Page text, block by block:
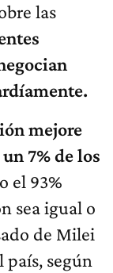
las
mejore
7% de los
el 93%
sea igual o
de Milei
según